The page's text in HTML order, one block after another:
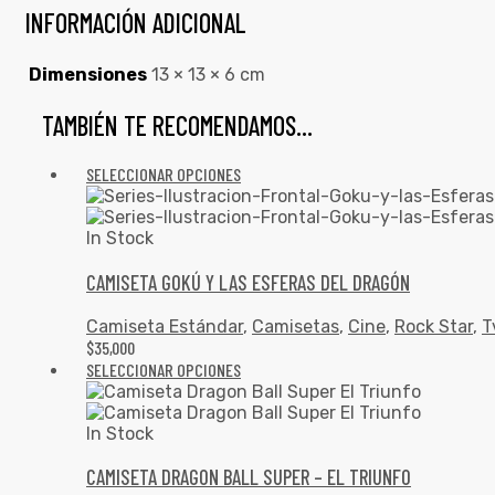
INFORMACIÓN ADICIONAL
Dimensiones 13 × 13 × 6 cm
TAMBIÉN TE RECOMENDAMOS…
SELECCIONAR OPCIONES
In Stock
CAMISETA GOKÚ Y LAS ESFERAS DEL DRAGÓN
Camiseta Estándar, Camisetas, Cine, Rock Star,
$35,000
SELECCIONAR OPCIONES
In Stock
CAMISETA DRAGON BALL SUPER – EL TRIUNFO